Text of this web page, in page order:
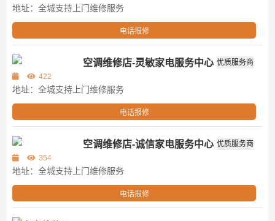
地址：全城支持上门维修服务
电话报修
第三方 空调维修店-灵敏家电服务中心 优质服务商
422
地址：全城支持上门维修服务
电话报修
第三方 空调维修店-诚信家电服务中心 优质服务商
354
地址：全城支持上门维修服务
电话报修